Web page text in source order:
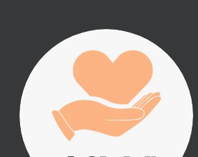
진리횃불 사역은 여러분
의 후원으로 이루어집니
다.